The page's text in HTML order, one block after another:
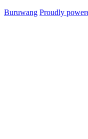
Buruwang Proudly